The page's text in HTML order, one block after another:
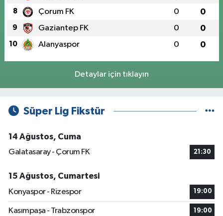
8 Çorum FK 0 0
9 Gaziantep FK 0 0
10 Alanyaspor 0 0
Detaylar için tıklayın
Süper Lig Fikstür
14 Ağustos, Cuma
Galatasaray - Çorum FK
21:30
15 Ağustos, Cumartesi
Konyaspor - Rizespor
19:00
Kasımpaşa - Trabzonspor 19:00